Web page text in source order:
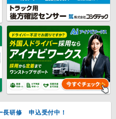
長研修 申込受付中！